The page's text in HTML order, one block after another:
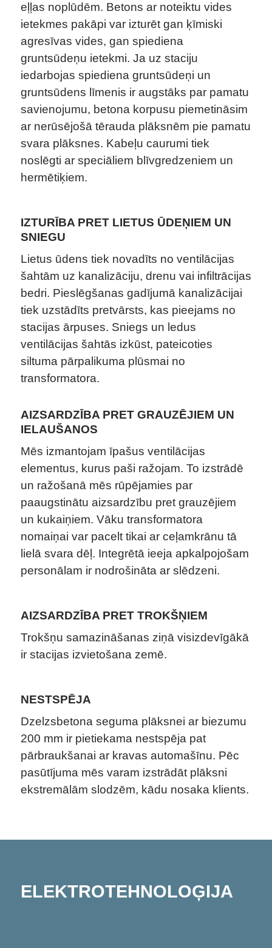
eļļas noplūdēm. Betons ar noteiktu vides
ietekmes pakāpi var izturēt gan ķīmiski
agresīvas vides, gan spiediena
gruntsūdeņu ietekmi. Ja uz staciju
iedarbojas spiediena gruntsūdeņi un
gruntsūdens līmenis ir augstāks par pamatu
savienojumu, betona korpusu piemetināsim
ar nerūsējošā tērauda plāksnēm pie pamatu
svara plāksnes. Kabeļu caurumi tiek
noslēgti ar speciāliem blīvgredzeniem un
hermētiķiem.
IZTURĪBA PRET LIETUS ŪDEŅIEM UN
SNIEGU
Lietus ūdens tiek novadīts no ventilācijas
šahtām uz kanalizāciju, drenu vai infiltrācijas
bedri. Pieslēgšanas gadījumā kanalizācijai
tiek uzstādīts pretvārsts, kas pieejams no
stacijas ārpuses. Sniegs un ledus
ventilācijas šahtās izkūst, pateicoties
siltuma pārpalikuma plūsmai no
transformatora.
AIZSARDZĪBA PRET GRAUZĒJIEM UN
IELAUŠANOS
Mēs izmantojam īpašus ventilācijas
elementus, kurus paši ražojam. To izstrādē
un ražošanā mēs rūpējamies par
paaugstinātu aizsardzību pret grauzējiem
un kukaiņiem. Vāku transformatora
nomaiņai var pacelt tikai ar ceļamkrānu tā
lielā svara dēļ. Integrētā ieeja apkalpojošam
personālam ir nodrošināta ar slēdzeni.
AIZSARDZĪBA PRET TROKŠŅIEM
Trokšņu samazināšanas ziņā visizdevīgākā
ir stacijas izvietošana zemē.
NESTSPĒJA
Dzelzsbetona seguma plāksnei ar biezumu
200 mm ir pietiekama nestspēja pat
pārbraukšanai ar kravas automašīnu. Pēc
pasūtījuma mēs varam izstrādāt plāksni
ekstremālām slodzēm, kādu nosaka klients.
ELEKTROTEHNOLOĢIJA